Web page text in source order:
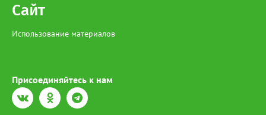
Сайт
Использование материалов
Присоединяйтесь к нам